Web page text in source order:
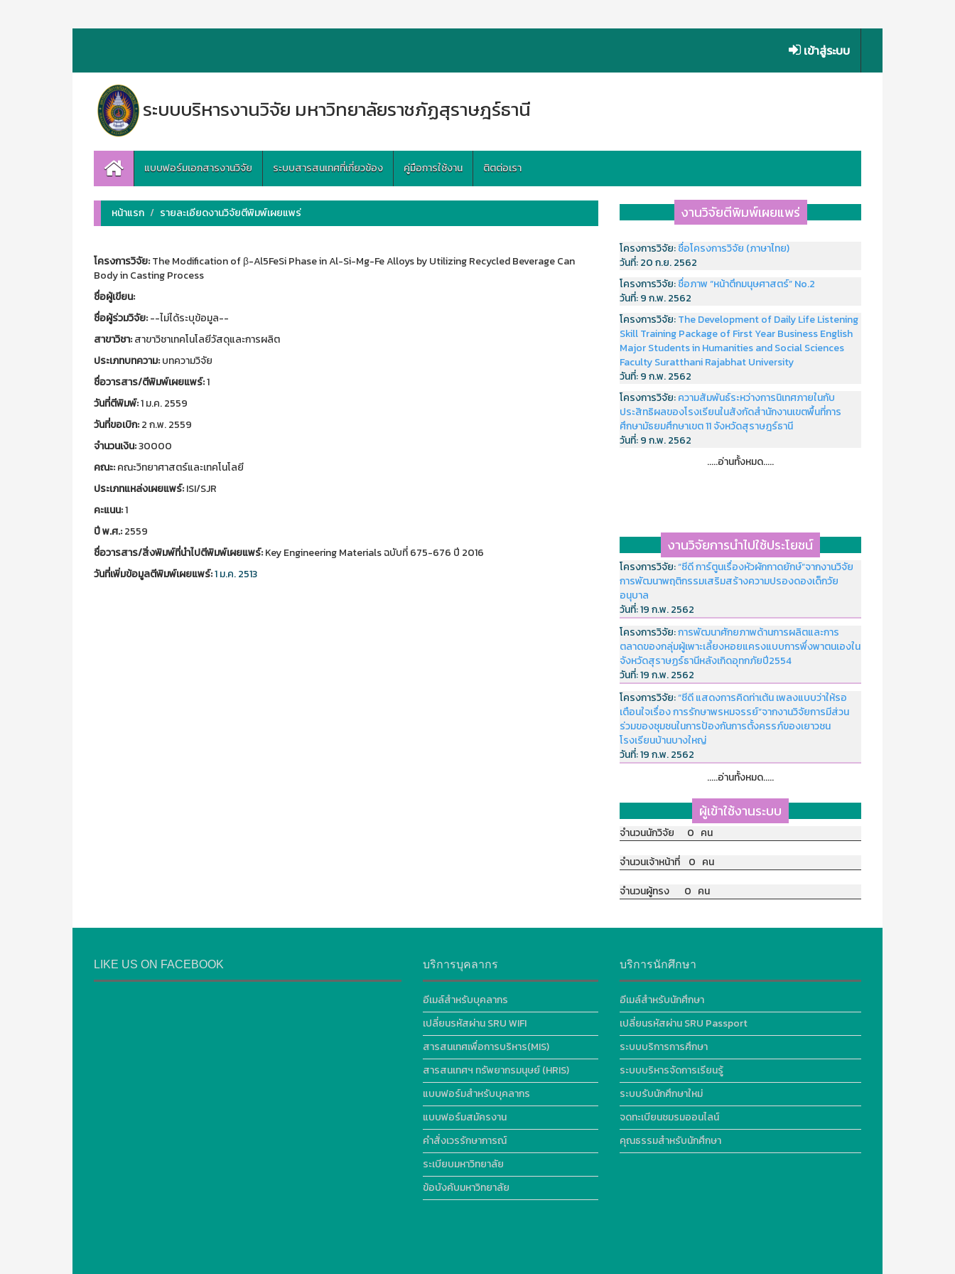
เข้าสู่ระบบ
ระบบบริหารงานวิจัย มหาวิทยาลัยราชภัฏสุราษฎร์ธานี
แบบฟอร์มเอกสารงานวิจัย ระบบสารสนเทศที่เกี่ยวข้อง คู่มือการใช้งาน ติตต่อเรา
หน้าแรก รายละเอียดงานวิจัยตีพิมพ์เผยแพร่
โครงการวิจัย:The Modification of β-Al5FeSi Phase in Al-Si-Mg-Fe Alloys by Utilizing Recycled Beverage Can
Body in Casting Process
ชื่อผู้เขียน:
ชื่อผู้ร่วมวิจัย:--ไม่ได้ระบุข้อมูล--
สาขาวิชา:สาขาวิชาเทคโนโลยีวัสดุและการผลิต
ประเภทบทความ:บทความวิจัย
ชื่อวารสาร/ตีพิมพ์เผยแพร์:1
วันที่ตีพิมพ์:1 ม.ค. 2559
วันที่ขอเบิก:2 ก.พ. 2559
จำนวนเงิน:30000
คณะ:คณะวิทยาศาสตร์และเทคโนโลยี
ประเภทแหล่งเผยแพร์:ISI/SJR
คะแนน:1
ปี พ.ศ.:2559
ชื่อวารสาร/สิ่งพิมพ์ที่นำไปตีพิมพ์เผยแพร์:Key Engineering Materials ฉบับที่ 675-676 ปี 2016
วันที่เพิ่มข้อมูลตีพิมพ์เผยแพร์:1 ม.ค. 2513
งานวิจัยตีพิมพ์เผยแพร่
โครงการวิจัย:ชื่อโครงการวิจัย (ภาษาไทย)
วันที่:20 ก.ย. 2562
โครงการวิจัย:ชื่อภาพ “หน้าตึกมนุษศาสตร์” No.2
วันที่:9 ก.พ. 2562
โครงการวิจัย:The Development of Daily Life Listening
Skill Training Package of First Year Business English
Major Students in Humanities and Social Sciences
Faculty Suratthani Rajabhat University
วันที่:9 ก.พ. 2562
โครงการวิจัย:ความสัมพันธ์ระหว่างการนิเทศภายในกับ
ประสิทธิผลของโรงเรียนในสังกัดสำนักงานเขตพื้นที่การ
ศึกษามัธยมศึกษาเขต 11 จังหวัดสุราษฎร์ธานี
วันที่:9 ก.พ. 2562
.....อ่านทั้งหมด.....
งานวิจัยการนำไปใช้ประโยชน์
โครงการวิจัย:“ซีดี การ์ตูนเรื่องหัวผักกาดยักษ์”จากงานวิจัย
การพัฒนาพฤติกรรมเสริมสร้างความปรองดองเด็กวัย
อนุบาล
วันที่:19 ก.พ. 2562
โครงการวิจัย:การพัฒนาศักยภาพด้านการผลิตและการ
ตลาดของกลุ่มผู้เพาะเลี้ยงหอยแครงแบบการพึ่งพาตนเองใน
จังหวัดสุราษฏร์ธานีหลังเกิดอุทกภัยปี2554
วันที่:19 ก.พ. 2562
โครงการวิจัย:“ซีดี แสดงการคิดท่าเต้น เพลงแบบว่าให้รอ
เตือนใจเรื่อง การรักษาพรหมจรรย์”จากงานวิจัยการมีส่วน
ร่วมของชุมชนในการป้องกันการตั้งครรภ์ของเยาวชน
โรงเรียนบ้านบางใหญ่
วันที่:19 ก.พ. 2562
.....อ่านทั้งหมด.....
ผู้เข้าใช้งานระบบ
จำนวนนักวิจัย 0 คน
จำนวนเจ้าหน้าที่ 0 คน
จำนวนผู้ทรง 0 คน
LIKE US ON FACEBOOK บริการบุคลากร
อีเมล์สำหรับบุคลากร
เปลี่ยนรหัสผ่าน SRU WIFI
สารสนเทศเพื่อการบริหาร(MIS)
สารสนเทศฯ ทรัพยากรมนุษย์ (HRIS)
แบบฟอร์มสำหรับบุคลากร
แบบฟอร์มสมัครงาน
คำสั่งเวรรักษาการณ์
ระเบียบมหาวิทยาลัย
ข้อบังคับมหาวิทยาลัย
บริการนักศึกษา
อีเมล์สำหรับนักศึกษา
เปลี่ยนรหัสผ่าน SRU Passport
ระบบบริการการศึกษา
ระบบบริหารจัดการเรียนรู้
ระบบรับนักศึกษาใหม่
จดทะเบียนชมรมออนไลน์
คุณธรรมสำหรับนักศึกษา